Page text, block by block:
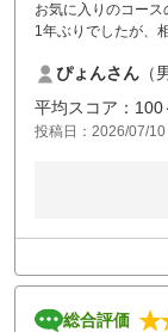
お気に入りのコース
1年ぶりでしたが、
ぴょんさん （
平均スコア：100
投稿日：2026/07/10
総合評価